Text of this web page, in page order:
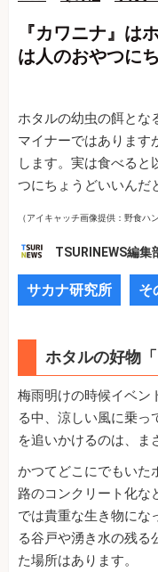
『カワニナ』は
は人のおやつに
ホタルの幼虫の餌とな
マイナーではあります
します。実は食べる
つにちょうどいいんだ
（アイキャッチ画像提供：野食ハ
TSURINEWS編集
サカナ研究所 そ
ホタルの好物「
梅雨明けの時候イベン
る中、涼しい風に乗っ
を追いかけるのは、ま
かつてどこにでもいた
路のコンクリート化な
では貴重な生き物にな
る谷戸や湧き水の残る
た場所はあります。